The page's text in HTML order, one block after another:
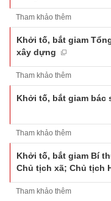
Tham khảo thêm
Khởi tố, bắt giam
xây dựng
Tham khảo thêm
Khởi tố, bắt giam bác
Tham khảo thêm
Khởi tố, bắt giam Bí
Chủ tịch xã; Chủ tịch
Tham khảo thêm